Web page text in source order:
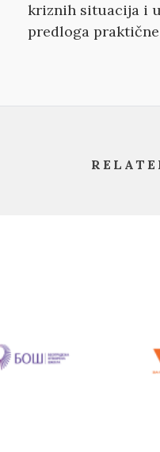
kriznih situacija i
predloga